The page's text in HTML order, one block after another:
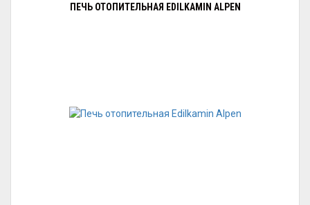
ПЕЧЬ ОТОПИТЕЛЬНАЯ EDILKAMIN ALPEN